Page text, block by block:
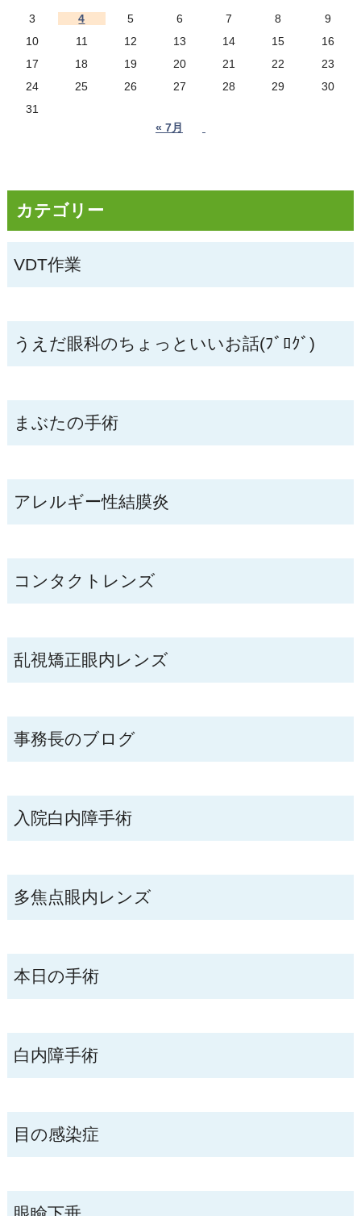
3
4 5 6 7 8
9
10
11 12 13 14 15
16
17
18 19 20 21 22
23
24
25 26 27 28 29
30
31
« 7月
カテゴリー
VDT作業
うえだ眼科のちょっといいお話(ﾌﾞﾛｸﾞ)
まぶたの手術
アレルギー性結膜炎
コンタクトレンズ
乱視矯正眼内レンズ
事務長のブログ
入院白内障手術
多焦点眼内レンズ
本日の手術
白内障手術
目の感染症